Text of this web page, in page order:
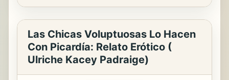
Las Chicas Voluptuosas Lo Hacen
Con Picardía: Relato Erótico (
Ulriche Kacey Padraige)